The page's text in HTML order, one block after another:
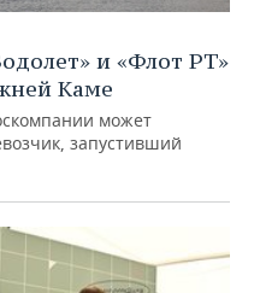
и «Флот РТ»
Каме
может
запустивший